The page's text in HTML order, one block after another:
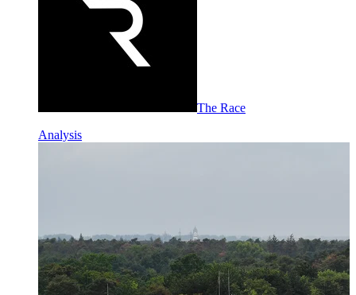
The Race
Analysis